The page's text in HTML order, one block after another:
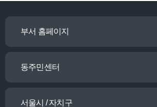
부서 홈페이지
동주민센터
서울시 / 자치구